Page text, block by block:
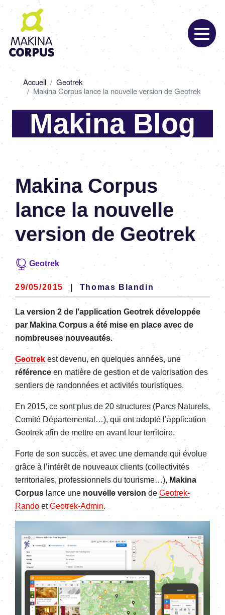
Aller
contenu
principal
d'Ariane
Accueil
Geotrek
Makina Corpus lance la nouvelle version de Geotrek
Makina Blog
Makina Corpus
lance la nouvelle
version de Geotrek
Geotrek
29/05/2015 Thomas Blandin
La version 2 de l'application Geotrek développée
par Makina Corpus a été mise en place avec de
nombreuses nouveautés.
Geotrek est devenu, en quelques années, une
référence en matière de gestion et de valorisation des
sentiers de randonnées et activités touristiques.
En 2015, ce sont plus de 20 structures (Parcs Naturels,
Comité Départemental…), qui ont adopté l’application
Geotrek afin de mettre en avant leur territoire.
Forte de son succès, et avec une demande qui évolue
grâce à l’intérêt de nouveaux clients (collectivités
territoriales, professionnels du tourisme…), Makina
Corpus lance une nouvelle version de Geotrek-
Rando etGeotrek-Admin.